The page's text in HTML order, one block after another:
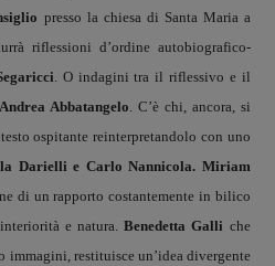
presso la chiesa di Santa Maria a
riflessioni d’ordine autobiografico-
. O indagini tra il riflessivo e il
Andrea Abbatangelo. C’è chi, ancora, si
ospitante reinterpretandolo con uno
Darielli e Carlo Nannicola. Miriam
di un rapporto costantemente in bilico
e natura.Benedetta Galli che
immagini, restituisce un’idea divergente